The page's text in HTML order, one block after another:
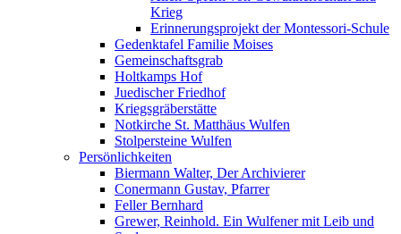
Krieg
Erinnerungsprojekt der Montessori-Schule
Gedenktafel Familie Moises
Gemeinschaftsgrab
Holtkamps Hof
Juedischer Friedhof
Kriegsgräberstätte
Notkirche St. Matthäus Wulfen
Stolpersteine Wulfen
Persönlichkeiten
Biermann Walter, Der Archivierer
Conermann Gustav, Pfarrer
Feller Bernhard
Grewer, Reinhold. Ein Wulfener mit Leib und